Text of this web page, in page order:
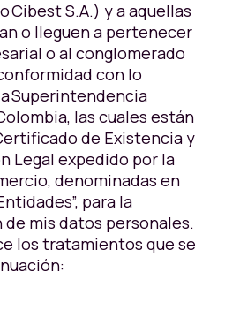
Cibest S.A.) y a aquellas
o lleguen a pertenecer
o al conglomerado
con lo
Superintendencia
las cuales están
de Existencia y
Legal expedido por la
denominadas en
para la
mis datos personales.
los tratamientos que se